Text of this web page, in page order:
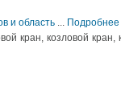
и область ... Подробнее
кран, козловой кран,